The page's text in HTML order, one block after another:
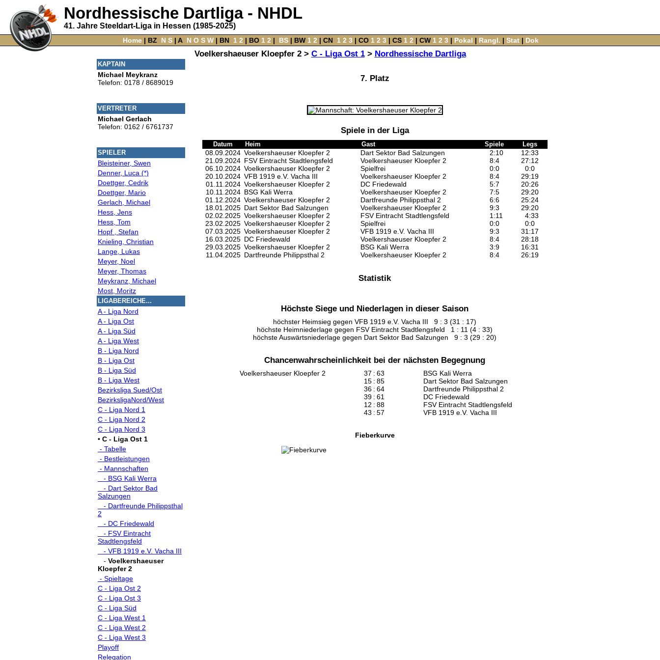
Nordhessische Dartliga - NHDL
41. Jahre Steeldart-Liga in Hessen (1985-2025)
Home‌ | BZ N S‌ | A‌ N O S W‌ | BN‌ 1 2 | BO‌ 1 2 | BS| BW‌ 1 2 ‌ | CN‌ 1 2 3| CO‌ 1 2 3| CS‌ 1 2 | CW‌ 1 2 3‌ |‌ Pokal ‌ |‌ Rangl. ‌ |‌ Stat‌ |‌ Dok
Voelkershaeuser Kloepfer 2 > C - Liga Ost 1> Nordhessische Dartliga
KAPTAIN
Michael Meykranz
Telefon: 0178 / 8689019
VERTRETER
Michael Gerlach
Telefon: 0162 / 6761737
SPIELER
Bleisteiner, Swen
Denner, Luca (*)
Doettger, Cedrik
Doettger, Mario
Gerlach, Michael
Hess, Jens
Hess, Tom
Hopf , Stefan
Knieling, Christian
Lange, Lukas
Meyer, Noel
Meyer, Thomas
Meykranz, Michael
Most, Moritz
LIGABEREICHE...
A - Liga Nord
A - Liga Ost
A - Liga Süd
A - Liga West
B - Liga Nord
B - Liga Ost
B - Liga Süd
B - Liga West
Bezirksliga Sued/Ost
BezirksligaNord/West
C - Liga Nord 1
C - Liga Nord 2
C - Liga Nord 3
• C - Liga Ost 1
- Tabelle
- Bestleistungen
- Mannschaften
- BSG Kali Werra
- Dart Sektor Bad
Salzungen
- Dartfreunde Philippsthal
2
- DC Friedewald
- FSV Eintracht
Stadtlengsfeld
- VFB 1919 e.V. Vacha III
- Voelkershaeuser
Kloepfer 2
- Spieltage
C - Liga Ost 2
C - Liga Ost 3
C - Liga Süd
C - Liga West 1
C - Liga West 2
C - Liga West 3
Playoff
Relegation
7. Platz
Spiele in der Liga
Datum Heim Gast Spiele Legs
08.09.2024 Voelkershaeuser Kloepfer 2 Dart Sektor Bad Salzungen 2:10 12:33
21.09.2024 FSV Eintracht Stadtlengsfeld Voelkershaeuser Kloepfer 2 8:4 27:12
06.10.2024 Voelkershaeuser Kloepfer 2 Spielfrei 0:0 0:0
20.10.2024 VFB 1919 e.V. Vacha III Voelkershaeuser Kloepfer 2 8:4 29:19
01.11.2024 Voelkershaeuser Kloepfer 2 DC Friedewald 5:7 20:26
10.11.2024 BSG Kali Werra Voelkershaeuser Kloepfer 2 7:5 29:20
01.12.2024 Voelkershaeuser Kloepfer 2 Dartfreunde Philippsthal 2 6:6 25:24
18.01.2025 Dart Sektor Bad Salzungen Voelkershaeuser Kloepfer 2 9:3 29:20
02.02.2025 Voelkershaeuser Kloepfer 2 FSV Eintracht Stadtlengsfeld 1 :11 4:33
23.02.2025 Voelkershaeuser Kloepfer 2 Spielfrei 0:0 0:0
07.03.2025 Voelkershaeuser Kloepfer 2 VFB 1919 e.V. Vacha III 9:3 31 :17
16.03.2025 DC Friedewald Voelkershaeuser Kloepfer 2 8:4 28:18
29.03.2025 Voelkershaeuser Kloepfer 2 BSG Kali Werra 3:9 16:31
11.04.2025 Dartfreunde Philippsthal 2 Voelkershaeuser Kloepfer 2 8:4 26:19
Statistik
Höchste Siege und Niederlagen in dieser Saison
höchster Heimsieg gegen VFB 1919 e.V. Vacha III 9 : 3 (31 : 17)
höchste Heimniederlage gegen FSV Eintracht Stadtlengsfeld 1 : 11 (4 : 33)
höchste Auswärtsniederlage gegen Dart Sektor Bad Salzungen 9 : 3 (29 : 20)
Chancenwahrscheinlichkeit bei der nächsten Begegnung
Voelkershaeuser Kloepfer 2 37 : 63
BSG Kali Werra
15 : 85
Dart Sektor Bad Salzungen
36 : 64
Dartfreunde Philippsthal 2
39 : 61
DC Friedewald
12 : 88
FSV Eintracht Stadtlengsfeld
43 : 57 VFB 1919 e.V. Vacha III
Fieberkurve